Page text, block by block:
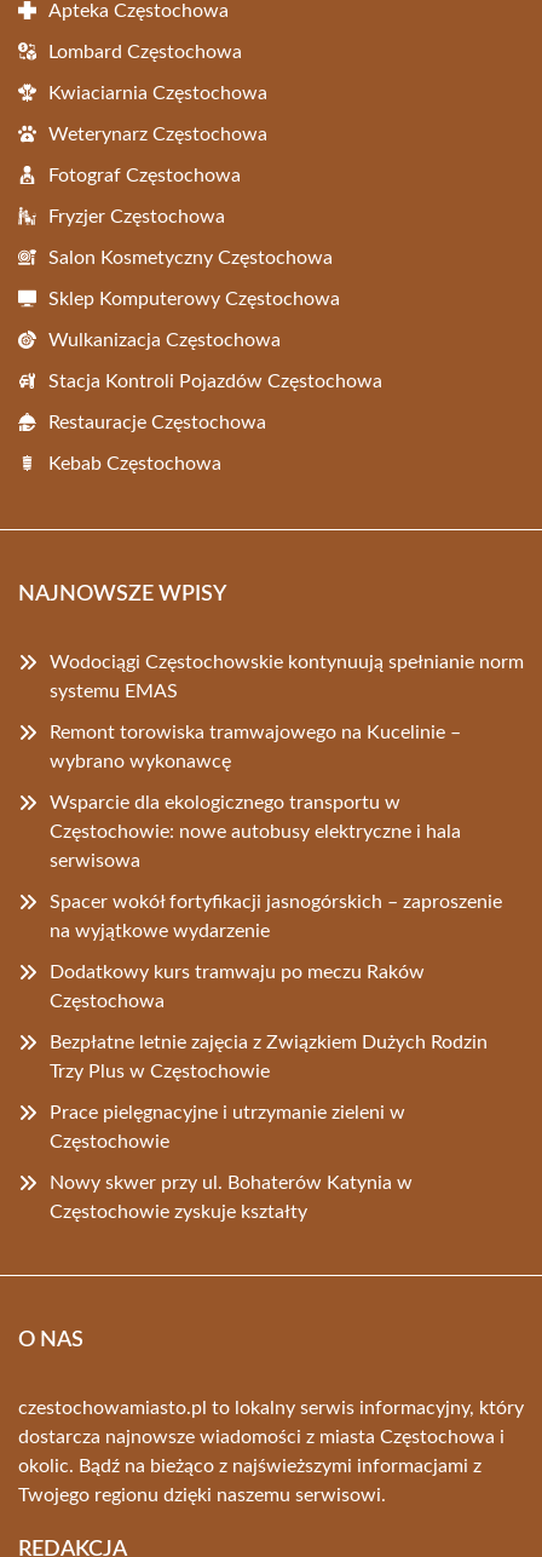
Apteka Częstochowa
Lombard Częstochowa
Kwiaciarnia Częstochowa
Weterynarz Częstochowa
Fotograf Częstochowa
Fryzjer Częstochowa
Salon Kosmetyczny Częstochowa
Sklep Komputerowy Częstochowa
Wulkanizacja Częstochowa
Stacja Kontroli Pojazdów Częstochowa
Restauracje Częstochowa
Kebab Częstochowa
NAJNOWSZE WPISY
Wodociągi Częstochowskie kontynuują spełnianie norm
systemu EMAS
Remont torowiska tramwajowego na Kucelinie –
wybrano wykonawcę
Wsparcie dla ekologicznego transportu w
Częstochowie: nowe autobusy elektryczne i hala
serwisowa
Spacer wokół fortyfikacji jasnogórskich – zaproszenie
na wyjątkowe wydarzenie
Dodatkowy kurs tramwaju po meczu Raków
Częstochowa
Bezpłatne letnie zajęcia z Związkiem Dużych Rodzin
Trzy Plus w Częstochowie
Prace pielęgnacyjne i utrzymanie zieleni w
Częstochowie
Nowy skwer przy ul. Bohaterów Katynia w
Częstochowie zyskuje kształty
O NAS
czestochowamiasto.pl to lokalny serwis informacyjny, który
dostarcza najnowsze wiadomości z miasta Częstochowa i
okolic. Bądź na bieżąco z najświeższymi informacjami z
Twojego regionu dzięki naszemu serwisowi.
REDAKCJA